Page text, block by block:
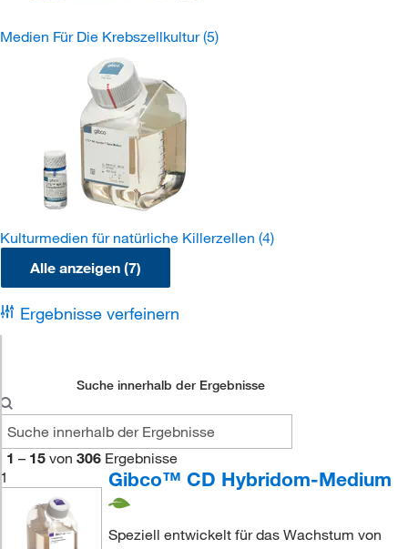
Medien Für Die Krebszellkultur(5)
Kulturmedien für natürliche Killerzellen (4)
Alle anzeigen (7)
Ergebnisse verfeinern
Suche innerhalb der Ergebnisse
1 – 15 von 306 Ergebnisse
1
Gibco™ CD Hybridom-Medium
Speziell entwickelt für das Wachstum von